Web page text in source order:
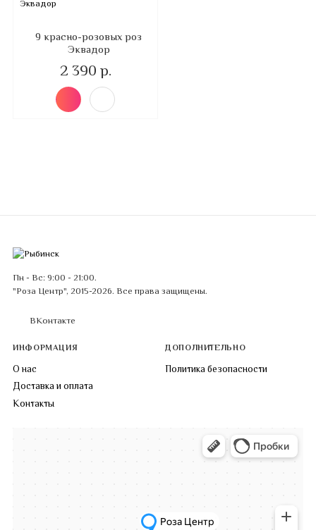
9 красно-розовых роз
Эквадор
2 390 р.
Пн - Вс: 9:00 - 21:00.
"Роза Центр", 2015-2026. Все права защищены.
ВКонтакте
ИНФОРМАЦИЯ
О нас
Доставка и оплата
Контакты
ДОПОЛНИТЕЛЬНО
Политика безопасности